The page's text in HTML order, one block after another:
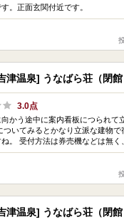
。正面玄関付近です。
津温泉] うなばら荘（閉館
3.0点
かう途中に案内看板につられて
のようですね。 受付方法は券売機などは
津温泉] うなばら荘（閉館